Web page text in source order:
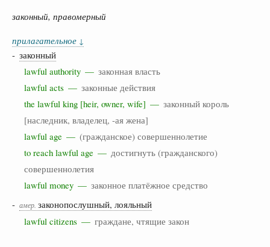
законный, правомерный
прилагательное ↓
- законный
lawful authority — законная власть
lawful acts — законные действия
the lawful king [heir, owner, wife] — законный король
[наследник, владелец, -ая жена]
lawful age — (гражданское) совершеннолетие
to reach lawful age — достигнуть (гражданского)
совершеннолетия
lawful money — законное платёжное средство
- амер. законопослушный, лояльный
lawful citizens — граждане, чтящие закон